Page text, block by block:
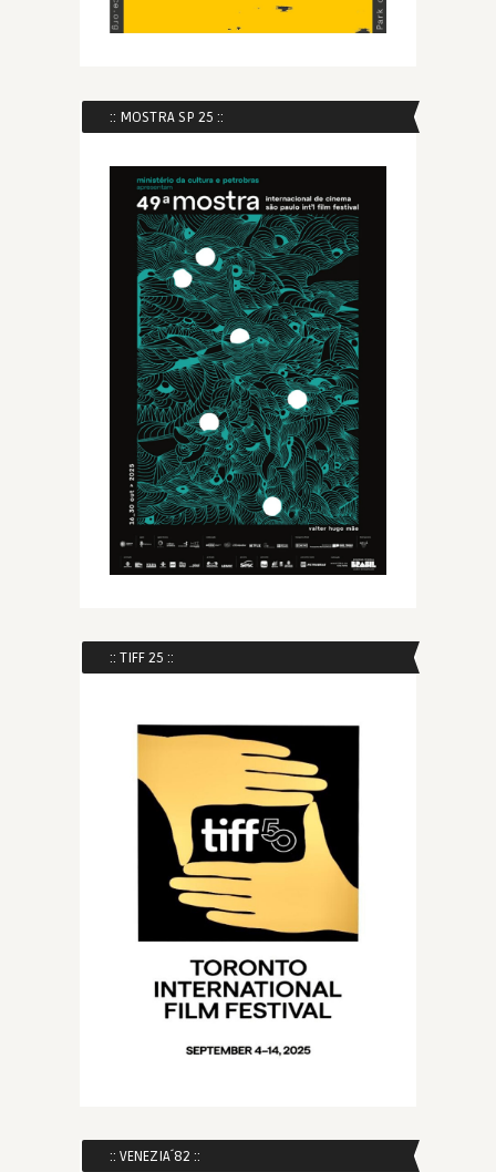
:: MOSTRA SP 25 ::
:: TIFF 25 ::
:: VENEZIA´82 ::